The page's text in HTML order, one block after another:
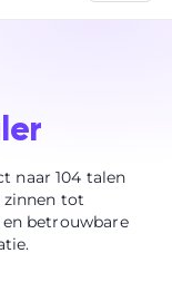
naar 104 talen
zinnen tot
betrouwbare